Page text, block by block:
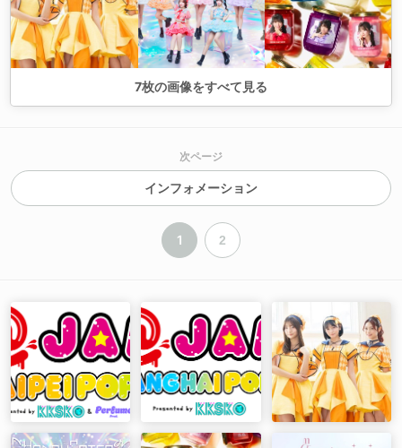
7枚の画像をすべて見る
次ページ
インフォメーション
1 2